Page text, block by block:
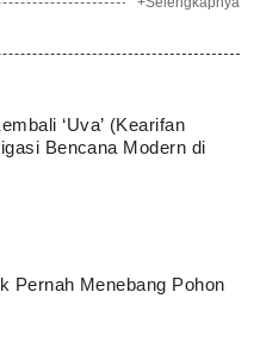
‘Uva’ (Kearifan
Bencana Modern di
Pernah Menebang Pohon